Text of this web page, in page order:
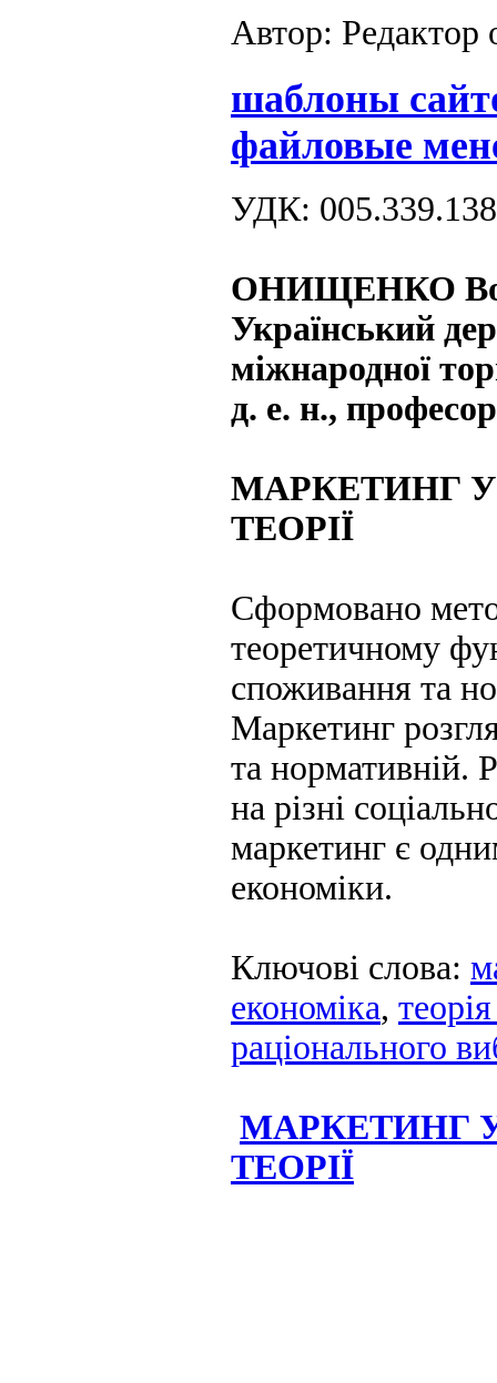
Автор: Редактор
шаблоны
файловые
УДК:
ОНИЩЕНКО
Український
міжнародної
д. е. н., професор
МАРКЕТИНГ
ТЕОРІЇ
Сформовано
теоретичному
споживання та
Маркетинг
та нормативній.
на різні
маркетинг є
економіки.
Ключові слова:
економіка,
раціонального
МАРКЕТИНГ
ТЕОРІЇ